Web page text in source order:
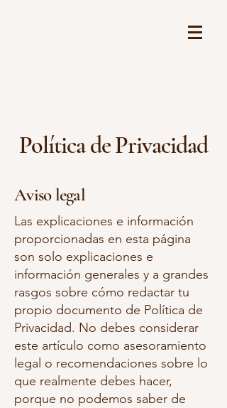
Política de Privacidad
Aviso legal
Las explicaciones e información
proporcionadas en esta página
son solo explicaciones e
información generales y a grandes
rasgos sobre cómo redactar tu
propio documento de Política de
Privacidad. No debes considerar
este artículo como asesoramiento
legal o recomendaciones sobre lo
que realmente debes hacer,
porque no podemos saber de